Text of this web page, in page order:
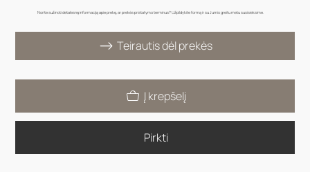
Norite sužinoti detalesnę informaciją apie prekę, ar prekės pristatymo terminus? Užpildykite formą ir su Jumis greitu metu susisieksime.
Teirautis dėl prekės
Į krepšelį
Pirkti